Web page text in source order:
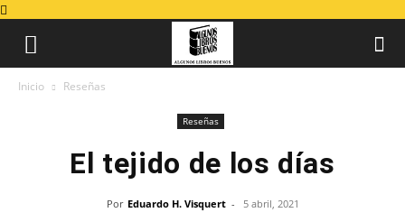
Inicio Reseñas
Reseñas
El tejido de los días
Por Eduardo H. Visquert - 5 abril, 2021